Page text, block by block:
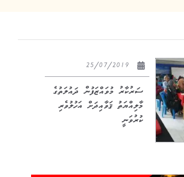
ސަރުކާރު މުވައްޒަފުން ދައުލަތުގެ
މާލިއްޔަތު ޤަވާއިދަށް އަހުލުވެރި
ކުރުވަނީ